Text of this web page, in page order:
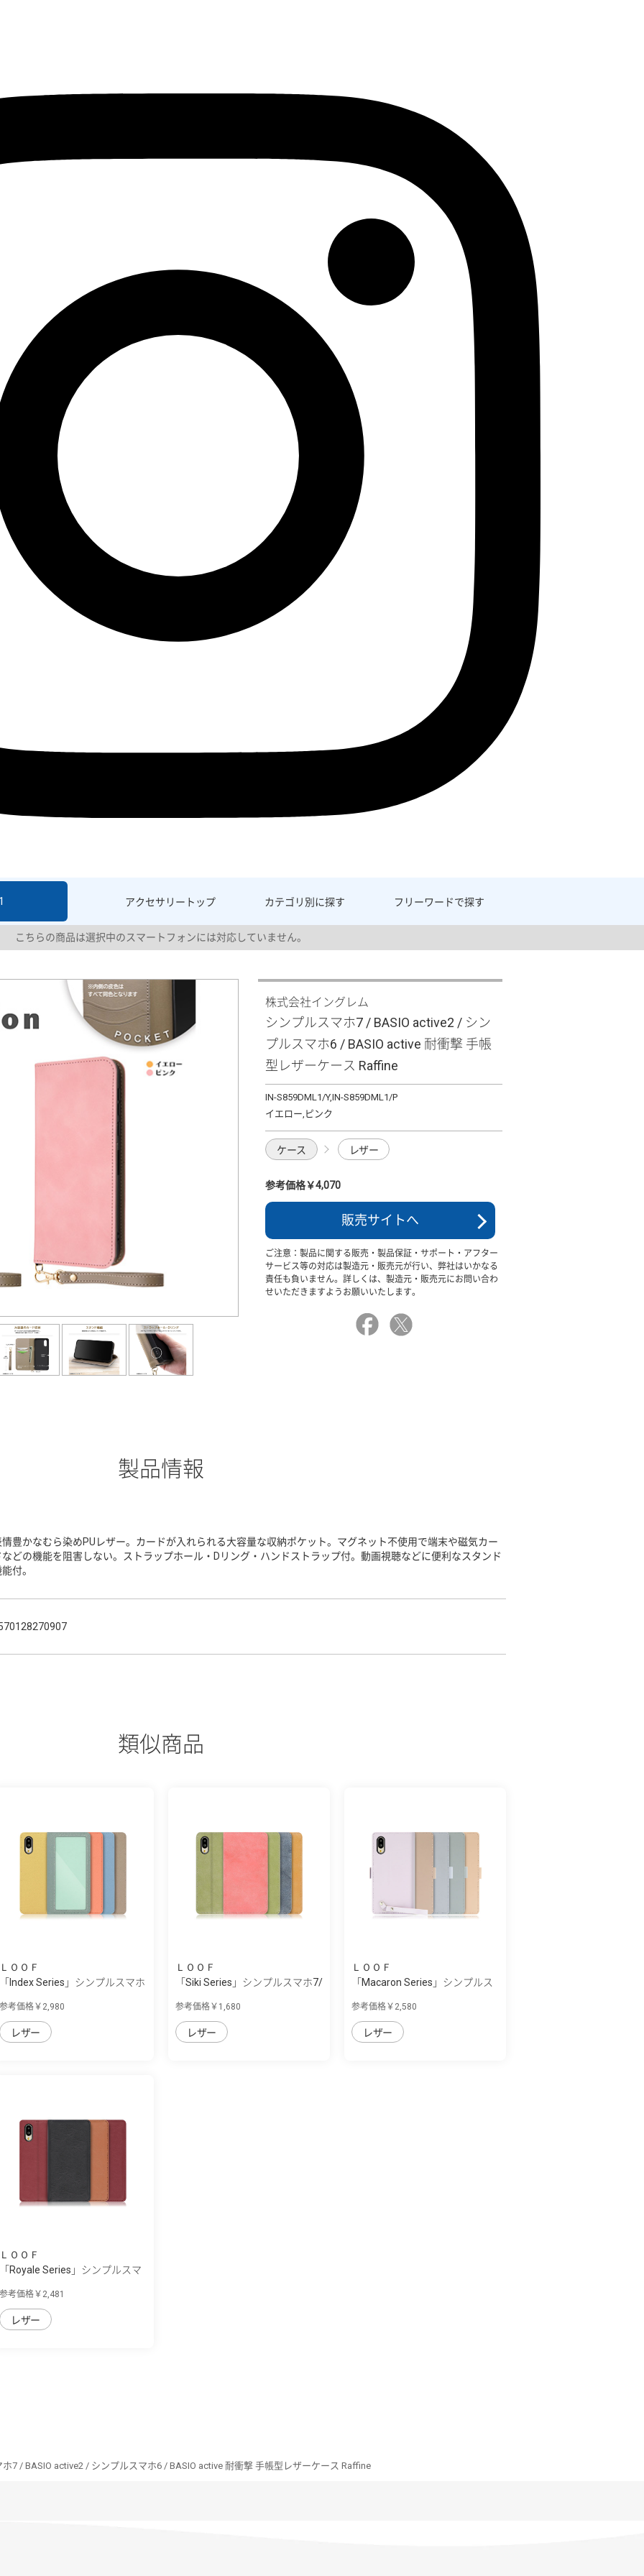
アクセサリー トップ カテゴリ別に探す フリーワードで探す
こちらの商品は選択中のスマートフォンには対応していません。
株式会社イングレム
シンプルスマホ7 / BASIO active2 / シン
プルスマホ6 / BASIO active 耐衝撃 手帳
型レザーケース Raffine
IN-S859DML1/Y,IN-S859DML1/P
イエロー,ピンク
ケース レザー
参考価格￥4,070
販売サイトへ
ご注意：製品に関する販売・製品保証・サポート・アフター
サービス等の対応は製造元・販売元が行い、弊社はいかなる
責任も負いません。詳しくは、製造元・販売元にお問い合わ
せいただきますようお願いいたします。
製品情報
情豊かなむら染めPUレザー。カードが入れられる大容量な収納ポケット。マグネット不使用で端末や磁気カー
などの機能を阻害しない。ストラップホール・Dリング・ハンドストラップ付。動画視聴などに便利なスタンド
付。
類似商品
ＬＯＯＦ
「Index Series」シンプルスマホ
参考価格￥2,980
レザー
ＬＯＯＦ
「Siki Series」シンプルスマホ7/
参考価格￥1,680
レザー
ＬＯＯＦ
「Macaron Series」シンプルス
参考価格￥2,580
レザー
ＬＯＯＦ
「Royale Series」シンプルスマ
参考価格￥2,481
レザー
7 / BASIO active2 / シンプルスマホ6 / BASIO active 耐衝撃 手帳型レザーケース Raffine